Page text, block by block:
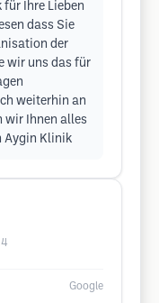
für Ihre Lieben
dass Sie
der
wir uns das für
weiterhin an
wir Ihnen alles
Aygin Klinik
Google